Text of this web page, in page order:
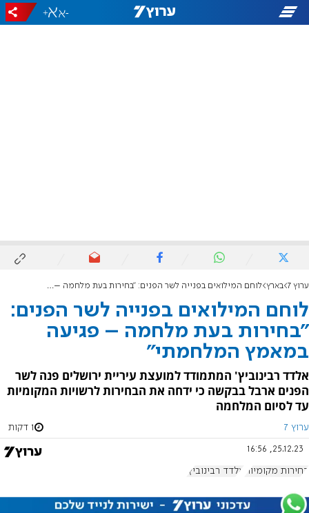
-
+
ערוץ 7 בארץ לוחם המילואים בפנייה לשר הפנים: "בחירות בעת מלחמה – פגיעה במאמץ המלחמתי"
לוחם המילואים בפנייה לשר הפנים:
"בחירות בעת מלחמה – פגיעה
במאמץ המלחמתי"
אלדד רבינוביץ' המתמודד למועצת עיריית ירושלים פנה לשר
הפנים ארבל בבקשה כי ידחה את הבחירות לרשויות המקומיות
עד לסיום המלחמה
ערוץ 7 1 דקות
25.12.23, 16:56
בחירות מקומיות אלדד רבינוביץ'